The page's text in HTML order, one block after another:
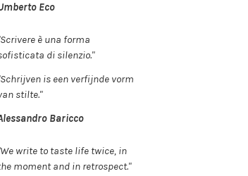
Eco
è una forma
di silenzio."
is een verfijnde vorm
stilte."
Baricco
write to taste life twice, in
moment and in retrospect."